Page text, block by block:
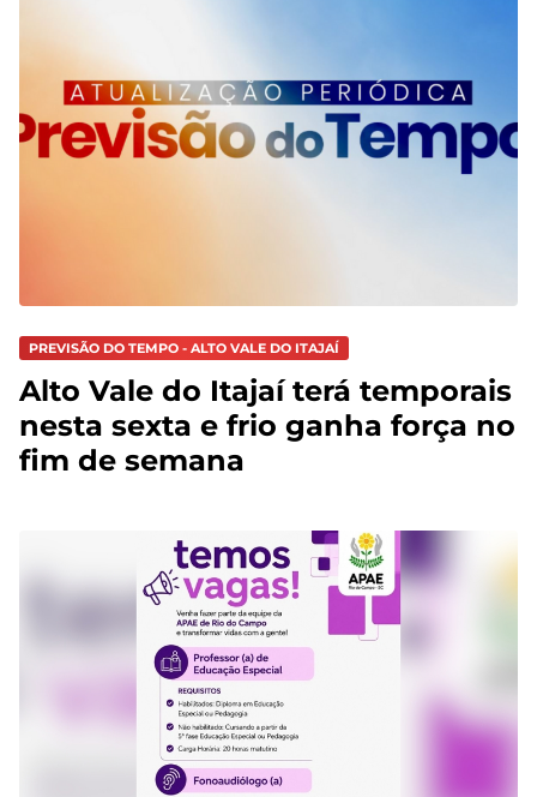
PREVISÃO DO TEMPO - ALTO VALE DO ITAJAÍ
Alto Vale do Itajaí terá temporais
nesta sexta e frio ganha força no
fim de semana